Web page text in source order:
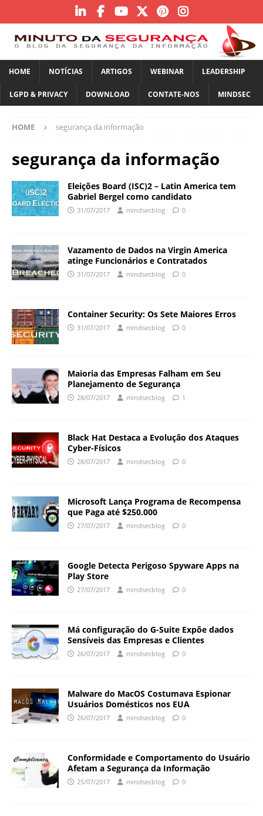
HOME NOTÍCIAS ARTIGOS WEBINAR LEADERSHIP
LGPD & PRIVACY DOWNLOAD CONTATE-NOS MINDSEC
HOME segurança da informação
segurança da informação
Eleições Board (ISC)2 – Latin America tem
Gabriel Bergel como candidato
31/07/2017 mindsecblog 0
Vazamento de Dados na Virgin America
atinge Funcionários e Contratados
31/07/2017 mindsecblog 0
Container Security: Os Sete Maiores Erros
31/07/2017 mindsecblog 0
Maioria das Empresas Falham em Seu
Planejamento de Segurança
28/07/2017 mindsecblog 1
Black Hat Destaca a Evolução dos Ataques
Cyber-Físicos
28/07/2017 mindsecblog 0
Microsoft Lança Programa de Recompensa
que Paga até $250.000
27/07/2017 mindsecblog 0
Google Detecta Perigoso Spyware Apps na
Play Store
27/07/2017 mindsecblog 0
Má configuração do G-Suite Expõe dados
Sensíveis das Empresas e Clientes
26/07/2017 mindsecblog 0
Malware do MacOS Costumava Espionar
Usuários Domésticos nos EUA
26/07/2017 mindsecblog 0
Conformidade e Comportamento do Usuário
Afetam a Segurança da Informação
25/07/2017 mindsecblog 0